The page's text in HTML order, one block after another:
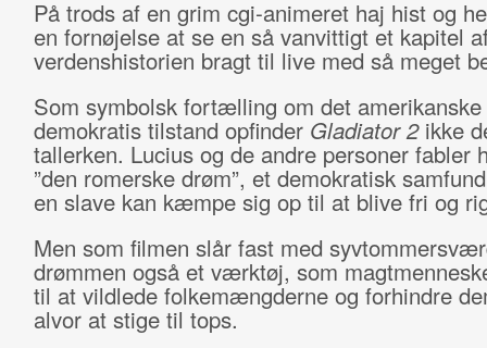
På trods af en grim cgi-animeret haj hist og
en fornøjelse at se en så vanvittigt et kapitel
verdenshistorien bragt til live med så meget
Som symbolsk fortælling om det amerikanske
demokratis tilstand opfinder Gladiator 2 ikke
tallerken. Lucius og de andre personer fabler
”den romerske drøm”, et demokratisk
en slave kan kæmpe sig op til at blive fri og
Men som filmen slår fast med
drømmen også et værktøj, som
til at vildlede folkemængderne og forhindre
alvor at stige til tops.